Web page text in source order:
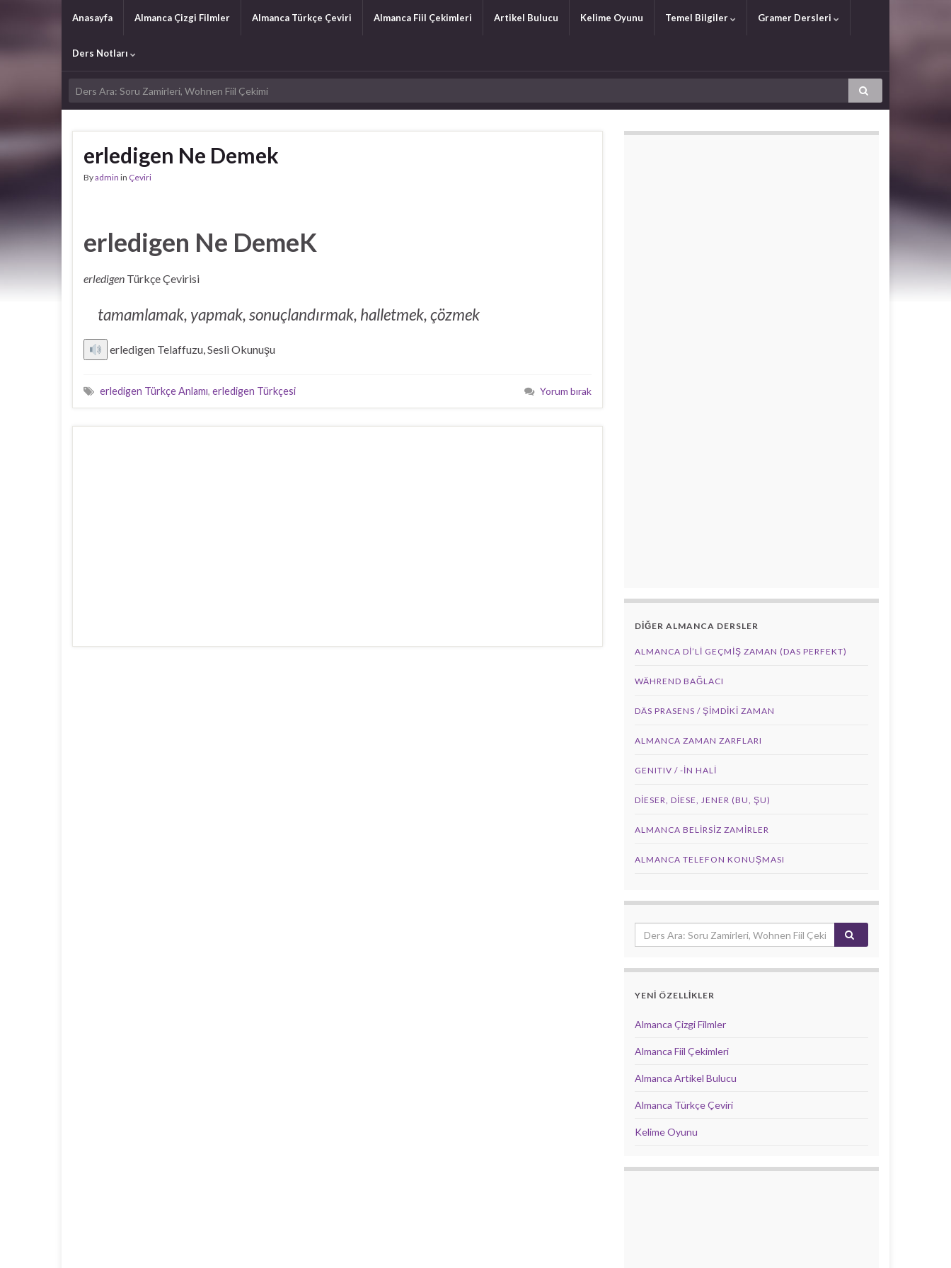
Anasayfa Almanca Çizgi Filmler Almanca Türkçe Çeviri Almanca Fiil Çekimleri Artikel Bulucu Kelime Oyunu Temel Bilgiler Gramer Dersleri
Ders Notları
erledigen Ne Demek
Byadmin in Çeviri
erledigen Ne DemeK
erledigen Türkçe Çevirisi
tamamlamak, yapmak, sonuçlandırmak, halletmek, çözmek
erledigen Telaffuzu, Sesli Okunuşu
erledigen Türkçe Anlamı, erledigen Türkçesi Yorum bırak
DİĞER ALMANCA DERSLER
ALMANCA DI’LI GEÇMIŞ ZAMAN (DAS PERFEKT)
WÄHREND BAĞLACI
DÄS PRASENS / ŞİMDİKİ ZAMAN
ALMANCA ZAMAN ZARFLARI
GENITIV / -İN HALİ
DIESER, DIESE, JENER (BU, ŞU)
ALMANCA BELIRSIZ ZAMIRLER
ALMANCA TELEFON KONUŞMASI
YENİ ÖZELLİKLER
Almanca Çizgi Filmler
Almanca Fiil Çekimleri
Almanca Artikel Bulucu
Almanca Türkçe Çeviri
Kelime Oyunu